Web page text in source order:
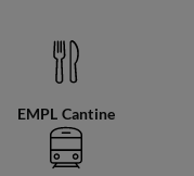
EMPL Cantine